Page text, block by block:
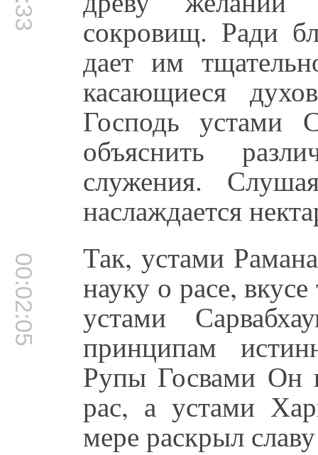
сокровищ. Ради
дает им
касающиеся
Господь устами
объяснить
служения.
наслаждается
00:02:05 Так, устами
науку о расе,
устами
принципам
Рупы Госвами Он
рас, а устами
мере раскрыл